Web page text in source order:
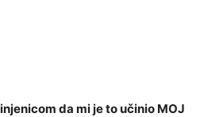
da mi je to učinio MOJ